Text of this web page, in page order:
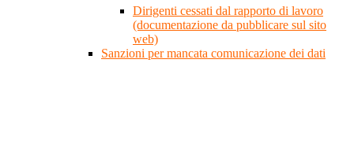
Dirigenti cessati dal rapporto di lavoro
(documentazione da pubblicare sul sito
web)
Sanzioni per mancata comunicazione dei dati